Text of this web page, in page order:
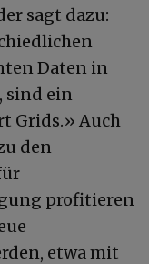
sagt dazu:
Daten in
sind ein
Grids.» Auch
den
profitieren
etwa mit